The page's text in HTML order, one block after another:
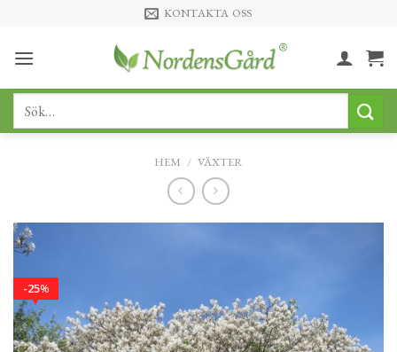
content
KONTAKTA OSS
Sök
HEM / VÄXTER
%
25